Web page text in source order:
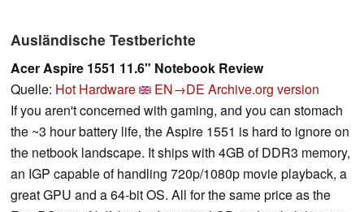
Ausländische Testberichte
Acer Aspire 1551 11.6" Notebook Review
Quelle: Hot Hardware EN→DE Archive.org version
If you aren't concerned with gaming, and you can stomach
the ~3 hour battery life, the Aspire 1551 is hard to ignore on
the netbook landscape. It ships with 4GB of DDR3 memory,
an IGP capable of handling 720p/1080p movie playback, a
great GPU and a 64-bit OS. All for the same price as the